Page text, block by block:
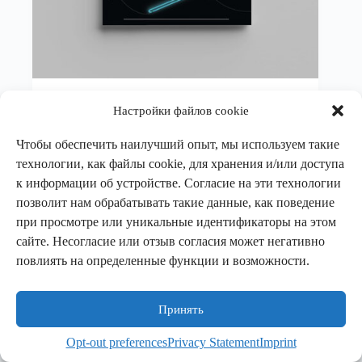
Настройки файлов cookie
Чтобы обеспечить наилучший опыт, мы используем такие
технологии, как файлы cookie, для хранения и/или доступа
к информации об устройстве. Согласие на эти технологии
позволит нам обрабатывать такие данные, как поведение
при просмотре или уникальные идентификаторы на этом
сайте. Несогласие или отзыв согласия может негативно
повлиять на определенные функции и возможности.
Принять
Opt-out preferencesPrivacy StatementImprint
Меир Шалев
Книги,Проза,Фикшн
12,00€ В корзину
Палітыка прыватнасці
Палітыка cookie
Кантакты
Copyright © 2026